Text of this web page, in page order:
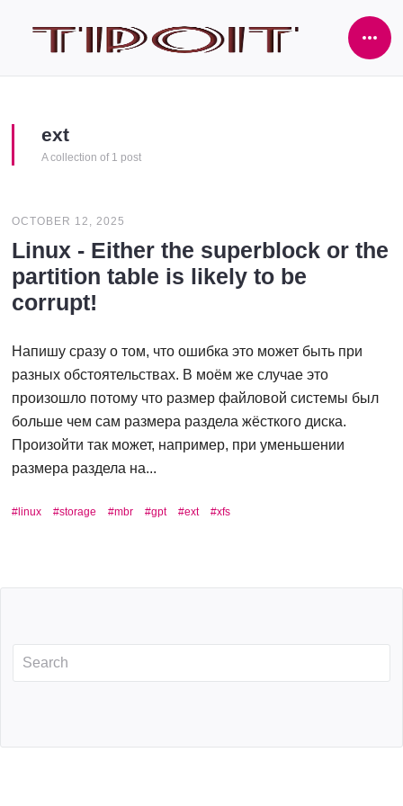
ext
A collection of 1 post
OCTOBER 12, 2025
Linux - Either the superblock or the
partition table is likely to be
corrupt!
Напишу сразу о том, что ошибка это может быть при
разных обстоятельствах. В моём же случае это
произошло потому что размер файловой системы был
больше чем сам размера раздела жёсткого диска.
Произойти так может, например, при уменьшении
размера раздела на...
linux storage mbr gpt ext xfs